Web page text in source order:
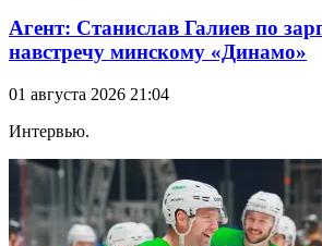
Агент: Станислав Галиев по
навстречу минскому «Динамо»
01 августа 2026 21:04
Интервью.